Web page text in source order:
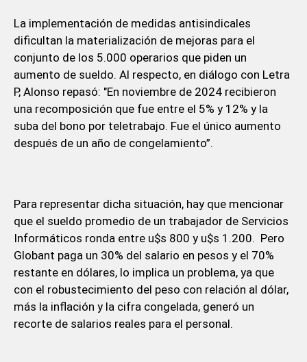
La implementación de medidas antisindicales
dificultan la materialización de mejoras para el
conjunto de los 5.000 operarios que piden un
aumento de sueldo. Al respecto, en diálogo con Letra
P, Alonso repasó: "En noviembre de 2024 recibieron
una recomposición que fue entre el 5% y 12% y la
suba del bono por teletrabajo. Fue el único aumento
después de un año de congelamiento”.
Para representar dicha situación, hay que mencionar
que el sueldo promedio de un trabajador de Servicios
Informáticos ronda entre u$s 800 y u$s 1.200. Pero
Globant paga un 30% del salario en pesos y el 70%
restante en dólares, lo implica un problema, ya que
con el robustecimiento del peso con relación al dólar,
más la inflación y la cifra congelada, generó un
recorte de salarios reales para el personal.